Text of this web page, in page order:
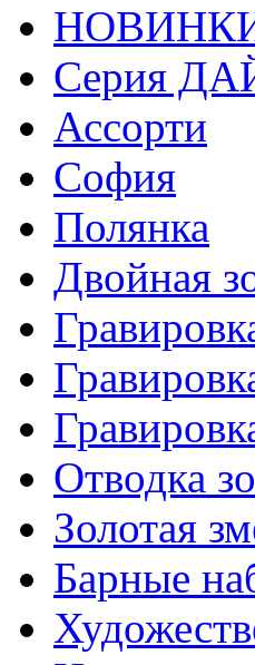
Серия
Ассорти
София
Полянка
Двойная
Отводка
Золотая
Барные